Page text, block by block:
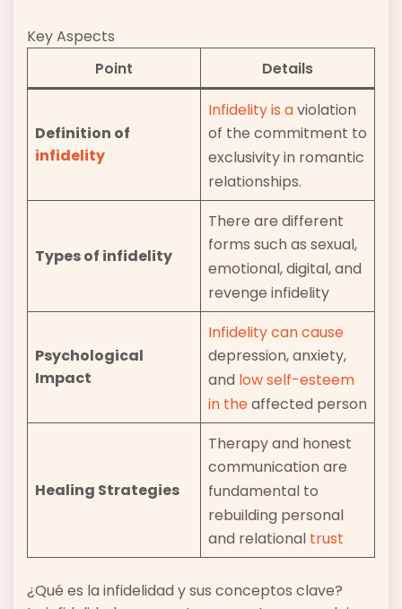
Key Aspects
Point
Details
Definition of
infidelity
Infidelity is aviolation
of the commitment to
exclusivity in romantic
relationships.
Types of infidelity
There are different
forms such as sexual,
emotional, digital, and
revenge infidelity
Psychological
Impact
Infidelity can cause
depression, anxiety,
and low self-esteem
in the affected person
Healing Strategies
Therapy and honest
communication are
fundamental to
rebuilding personal
and relational trust
¿Qué es la infidelidad y sus conceptos clave?